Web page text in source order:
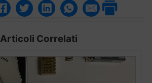
Articoli Correlati